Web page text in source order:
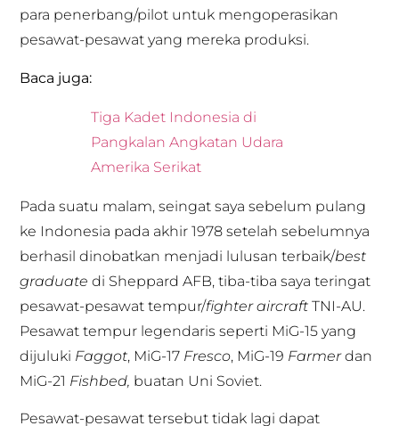
para penerbang/pilot untuk mengoperasikan
pesawat-pesawat yang mereka produksi.
Baca juga:
Tiga Kadet Indonesia di
Pangkalan Angkatan Udara
Amerika Serikat
Pada suatu malam, seingat saya sebelum pulang
ke Indonesia pada akhir 1978 setelah sebelumnya
berhasil dinobatkan menjadi lulusan terbaik/best
graduatedi Sheppard AFB, tiba-tiba saya teringat
pesawat-pesawat tempur/fighter aircraftTNI-AU.
Pesawat tempur legendaris seperti MiG-15 yang
dijuluki Faggot, MiG-17 Fresco, MiG-19 Farmerdan
MiG-21 Fishbed, buatan Uni Soviet.
Pesawat-pesawat tersebut tidak lagi dapat